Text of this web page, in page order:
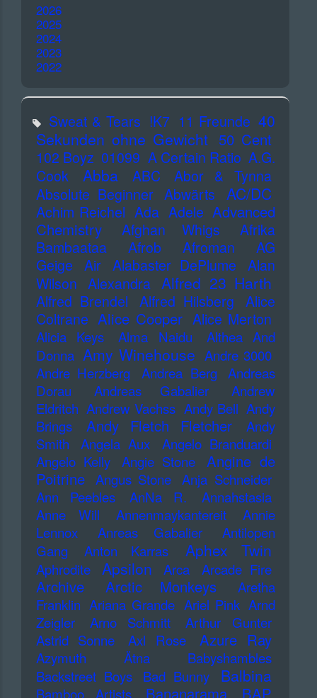
2026
2025
2024
2023
2022
Sweat & Tears !K7 11 Freunde 40
Sekunden ohne Gewicht 50 Cent
102 Boyz 01099 A Certain Ratio A.G.
Cook
Abba ABC
Abor & Tynna
Absolute Beginner Abwärts AC/DC
Achim Reichel Ada Adele Advanced
Chemistry
Afghan Whigs
Afrika
Bambaataa
Afrob Afroman
AG
Geige
Air Alabaster DePlume
Alan
Wilson Alexandra Alfred 23 Harth
Alfred Brendel Alfred Hilsberg
Alice
Coltrane Alice Cooper Alice Merton
Alicia Keys Alma Naidu
Althea And
Donna Amy Winehouse Andre 3000
Andre Herzberg
Andrea Berg
Andreas
Dorau
Andreas Gabalier
Andrew
Eldritch Andrew Vachss Andy Bell Andy
Brings
Andy Fletch Fletcher
Andy
Smith
Angela Aux
Angelo Branduardi
Angelo Kelly
Angie Stone
Angine de
Poitrine Angus Stone Anja Schneider
Ann Peebles
AnNa R.
Annahstasia
Anne Will
Annenmaykantereit
Annie
Lennox
Anreas Gabalier
Antilopen
Gang
Anton Karras Aphex Twin
Aphrodite Apsilon Arca Arcade Fire
Archive Arctic Monkeys
Aretha
Franklin Ariana Grande Ariel Pink Arnd
Zeigler
Arno Schmitt
Arthur Gunter
Astrid Sonne
Axl Rose Azure Ray
Azymuth Ätna
Babyshambles
Backstreet Boys
Bad Bunny Balbina
Bamboo Artists Bananarama
BAP